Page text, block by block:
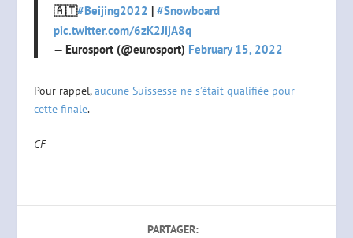
🇦🇹#Beijing2022 | #Snowboard
pic.twitter.com/6zK2JijA8q
— Eurosport (@eurosport) February 15, 2022
Pour rappel,aucune Suissesse ne s’était qualifiée pour
cette finale.
CF
PARTAGER: